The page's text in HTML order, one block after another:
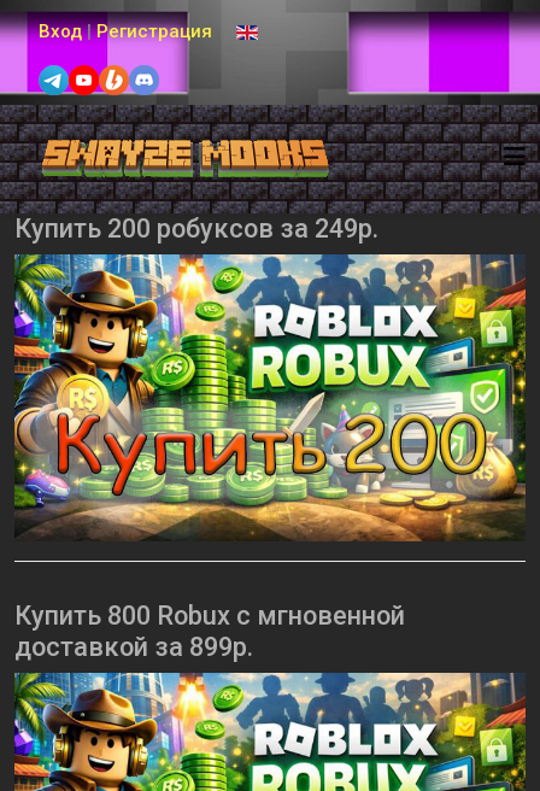
Вход | Регистрация Выберите язык
Купить 200 робуксов за 249р.
Купить 800 Robux с мгновенной
доставкой за 899р.